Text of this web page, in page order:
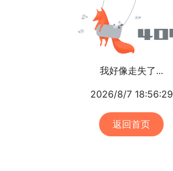
我好像走失了...
2026/8/7 18:56:29
返回首页